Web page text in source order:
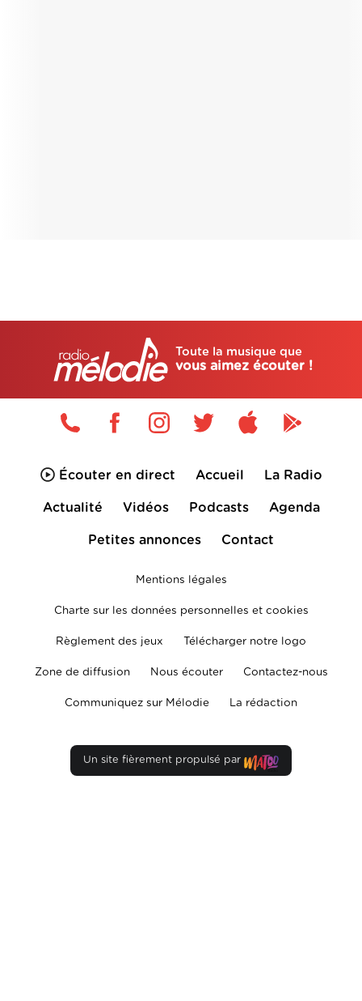
Toute la musique que
vous aimez écouter !
Écouter en direct Accueil La Radio
Actualité Vidéos Podcasts Agenda
Petites annonces Contact
Mentions légales
Charte sur les données personnelles et cookies
Règlement des jeux Télécharger notre logo
Zone de diffusion Nous écouter Contactez-nous
Communiquez sur Mélodie La rédaction
Un site fièrement propulsé par